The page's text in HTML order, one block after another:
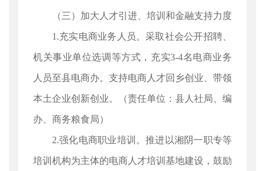
（三）加大人才引进、培训和金融支持力度
1.充实电商业务人员。采取社会公开招聘、
机关事业单位选调等方式，充实3-4名电商业务
人员至县电商办。支持电商人才回乡创业、带领
本土企业创新创业。（责任单位：县人社局、编
办、商务粮食局）
2.强化电商职业培训。推进以湘阴一职专等
培训机构为主体的电商人才培训基地建设，鼓励